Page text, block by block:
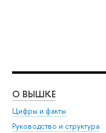
О ВЫШКЕ
Цифры и факты
Руководство и структура